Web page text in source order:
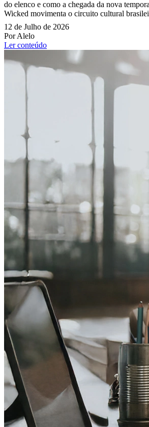
do elenco e como a chegada da nova
Wicked movimenta o circuito cultural
12 de Julho de 2026
Por Alelo
Ler conteúdo